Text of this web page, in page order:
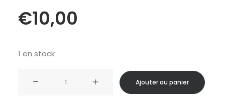
€10,00
1 en stock
Ajouter au panier